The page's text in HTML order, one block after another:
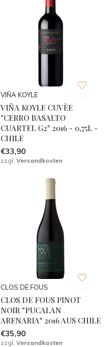
VIÑA KOYLE
VIÑA KOYLE CUVÈE
"CERRO BASALTO
CUARTEL G2" 2016 - 0,75L -
CHILE
€33,90
zzgl. Versandkosten
CLOS DE FOUS
CLOS DE FOUS PINOT
NOIR "PUCALAN
ARENARIA" 2016 AUS CHILE
€35,90
zzgl. Versandkosten